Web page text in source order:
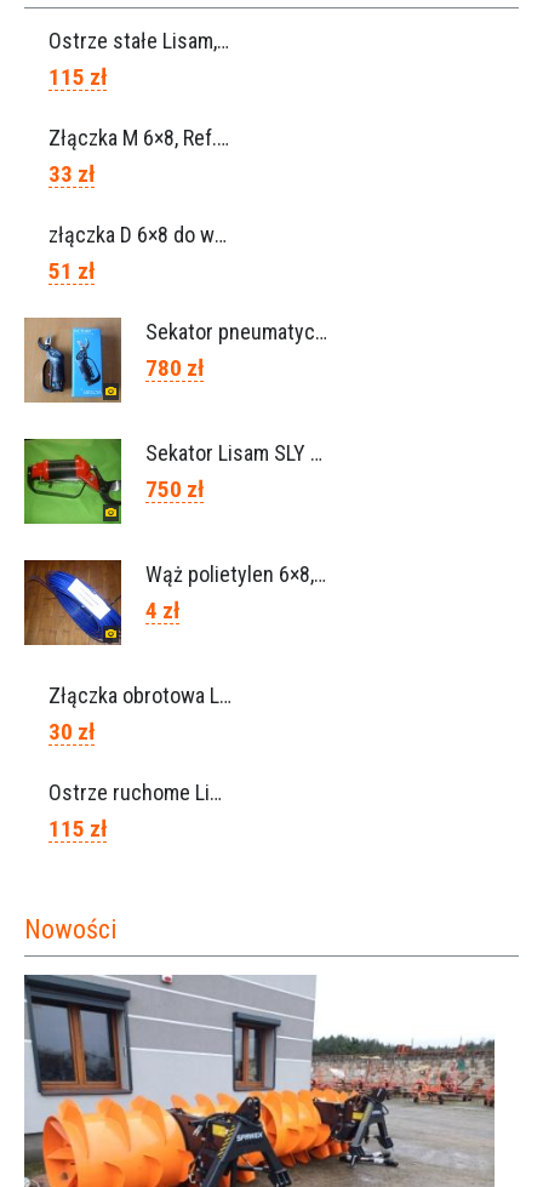
Ostrze stałe Lisam, Ref. A1206
115 zł
Złączka M 6×8, Ref. 0115.0102
33 zł
złączka D 6×8 do węża, Ref. 0113.0106
51 zł
Sekator pneumatyczny VICTORY (Campagnola Włochy)
780 zł
Sekator Lisam SLY / przedłużki 0,5m 1m (Włochy)
750 zł
Wąż polietylen 6×8, Ref.0120.0203
4 zł
Złączka obrotowa Lisam do węża 6×8 / Ref. 0160.0100
30 zł
Ostrze ruchome Lisam, Ref. A1208
115 zł
Nowości